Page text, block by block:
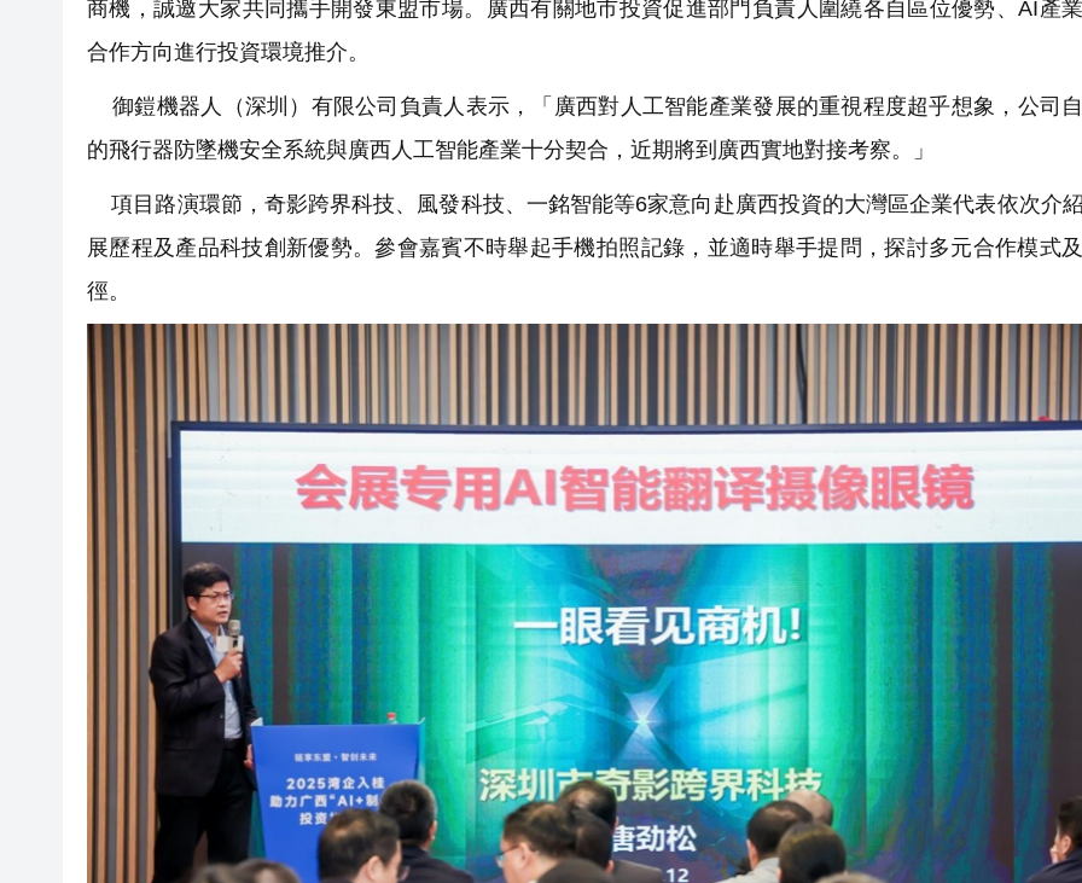
商機，誠邀大家共同攜手開發東盟市場。廣西有關地市投資促進部門負責人圍繞各自區位優勢、AI產
合作方向進行投資環境推介。
御鎧機器人（深圳）有限公司負責人表示，「廣西對人工智能產業發展的重視程度超乎想象，公司
的飛行器防墜機安全系統與廣西人工智能產業十分契合，近期將到廣西實地對接考察。」
項目路演環節，奇影跨界科技、風發科技、一銘智能等6家意向赴廣西投資的大灣區企業代表依次介
展歷程及產品科技創新優勢。參會嘉賓不時舉起手機拍照記錄，並適時舉手提問，探討多元合作模式
徑。